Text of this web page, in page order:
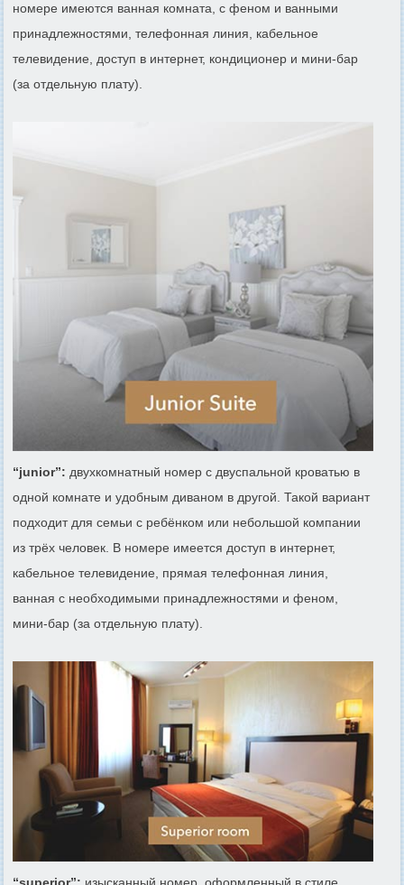
номере имеются ванная комната, с феном и ванными
принадлежностями, телефонная линия, кабельное
телевидение, доступ в интернет, кондиционер и мини-бар
(за отдельную плату).
“junior”: двухкомнатный номер с двуспальной кроватью в
одной комнате и удобным диваном в другой. Такой вариант
подходит для семьи с ребёнком или небольшой компании
из трёх человек. В номере имеется доступ в интернет,
кабельное телевидение, прямая телефонная линия,
ванная с необходимыми принадлежностями и феном,
мини-бар (за отдельную плату).
“superior”: изысканный номер, оформленный в стиле